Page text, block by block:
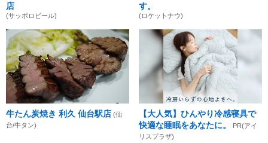
店
(サッポロビール)
す。
(ロケットナウ)
牛たん炭焼き 利久 仙台駅店 (仙
台/牛タン)
【大人気】ひんやり冷感寝具で
快適な睡眠をあなたに。
PR(アイ
リスプラザ)